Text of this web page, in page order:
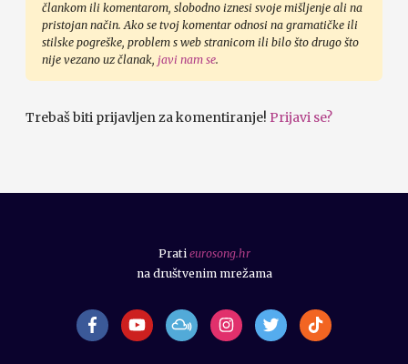
člankom ili komentarom, slobodno iznesi svoje mišljenje ali na
pristojan način. Ako se tvoj komentar odnosi na gramatičke ili
stilske pogreške, problem s web stranicom ili bilo što drugo što
nije vezano uz članak, javi nam se.
Trebaš biti prijavljen za komentiranje! Prijavi se?
Prati eurosong.hr
na društvenim mrežama